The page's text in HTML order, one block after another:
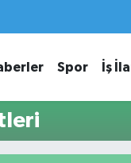
Spor İş